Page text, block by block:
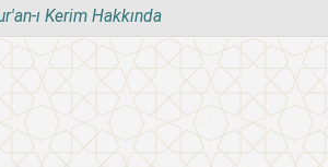
ı Kerim Hakkında